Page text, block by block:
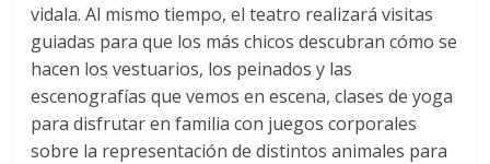
vidala. Al mismo tiempo, el teatro realizará visitas
guiadas para que los más chicos descubran cómo se
hacen los vestuarios, los peinados y las
escenografías que vemos en escena, clases de yoga
para disfrutar en familia con juegos corporales
sobre la representación de distintos animales para